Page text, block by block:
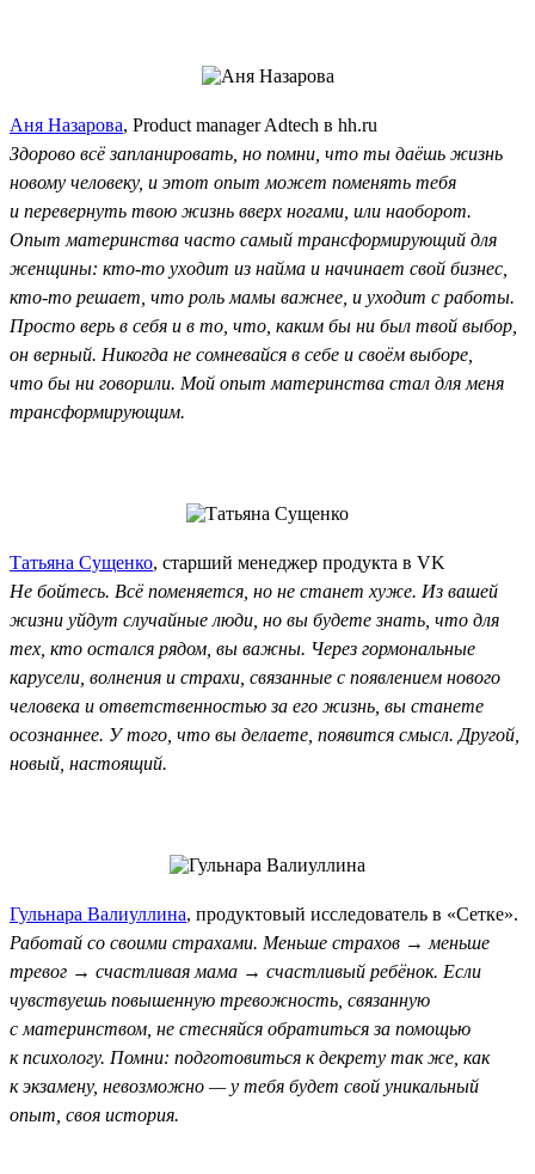
Аня Назарова, Product manager Adtech в hh.ru
Здорово всё запланировать, но помни, что ты даёшь жизнь
новому человеку, и этот опыт может поменять тебя
и перевернуть твою жизнь вверх ногами, или наоборот.
Опыт материнства часто самый трансформирующий для
женщины: кто-то уходит из найма и начинает свой бизнес,
кто-то решает, что роль мамы важнее, и уходит с работы.
Просто верь в себя и в то, что, каким бы ни был твой выбор,
он верный. Никогда не сомневайся в себе и своём выборе,
что бы ни говорили. Мой опыт материнства стал для меня
трансформирующим.
Татьяна Сущенко, старший менеджер продукта в VK
Не бойтесь. Всё поменяется, но не станет хуже. Из вашей
жизни уйдут случайные люди, но вы будете знать, что для
тех, кто остался рядом, вы важны. Через гормональные
карусели, волнения и страхи, связанные с появлением нового
человека и ответственностью за его жизнь, вы станете
осознаннее. У того, что вы делаете, появится смысл. Другой,
новый, настоящий.
Гульнара Валиуллина, продуктовый исследователь в «Сетке».
Работай со своими страхами. Меньше страхов → меньше
тревог → счастливая мама → счастливый ребёнок. Если
чувствуешь повышенную тревожность, связанную
с материнством, не стесняйся обратиться за помощью
к психологу. Помни: подготовиться к декрету так же, как
к экзамену, невозможно — у тебя будет свой уникальный
опыт, своя история.